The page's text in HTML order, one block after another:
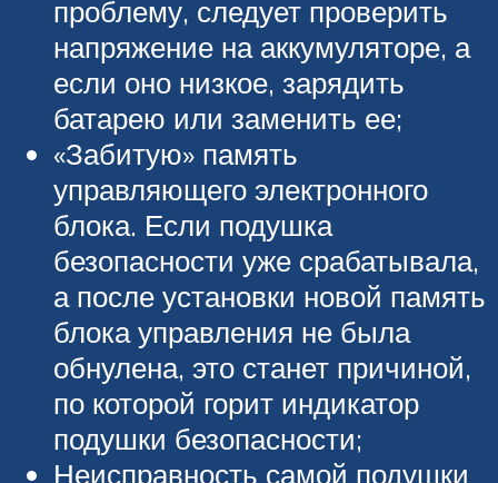
проблему, следует проверить
напряжение на аккумуляторе, а
если оно низкое, зарядить
батарею или заменить ее;
«Забитую» память
управляющего электронного
блока. Если подушка
безопасности уже срабатывала,
а после установки новой память
блока управления не была
обнулена, это станет причиной,
по которой горит индикатор
подушки безопасности;
Неисправность самой подушки